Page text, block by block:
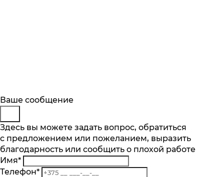
Описание
Отзывы
Основные характеристики
Объем пылесборника, л
5
Тип уборки
Будьте в курсе
Подпишитесь на последние обновления
и узнавайте о новинках и специальных
предложениях первыми
Подписаться
Заказ обратного звонка
Представьтесь
Телефон*
Комментарий
Ваше сообщение
Здесь вы можете задать вопрос, обратиться
с предложением или пожеланием, выразить
благодарность или сообщить о плохой работе
Имя*
Телефон*